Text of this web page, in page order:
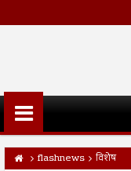
flashnews विशेष